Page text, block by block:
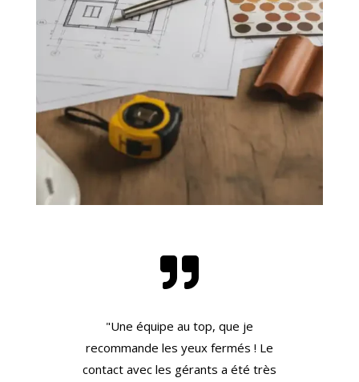

"Une équipe au top, que je
recommande les yeux fermés ! Le
contact avec les gérants a été très